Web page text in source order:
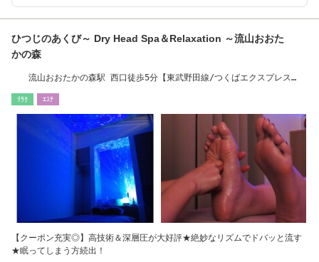
ひつじのあくび～ Dry Head Spa＆Relaxation ～流山おおた
かの森
流山おおたかの森駅 西口徒歩5分【東武野田線/つくばエクスプレス
ﾘﾗｸ ｴｽﾃ
【クーポン充実◎】高技術＆深層圧が大好評★絶妙なリズムでドバッと流す
★眠ってしまう方続出！